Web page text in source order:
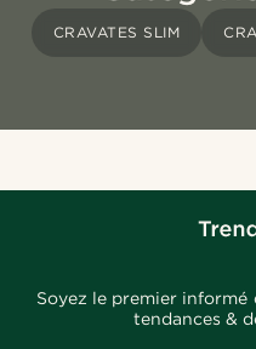
CRAVATES SLIM
Soyez le premier informé
tendances &